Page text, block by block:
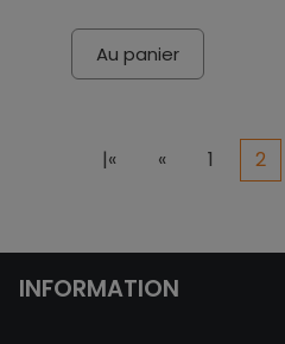
Au panier
|« « 1 2
INFORMATION